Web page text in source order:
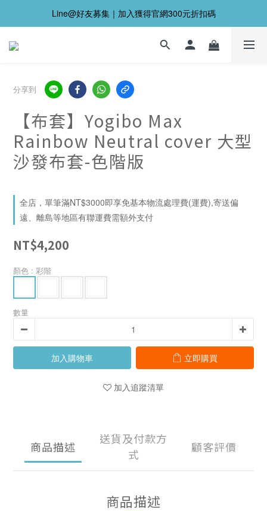
Line@好友募集｜加入獲得官網300元折扣碼
分享到
【布套】Yogibo Max
Rainbow Neutral cover 大型
沙發布套-色階版
全店，單筆滿NT$3000即享免基本物流處理費(運費),寄送偏
遠、離島等地區有聯運費需額外支付
NT$4,200
顏色 : 彩階
數量
加入購物車 立即購買
加入追蹤清單
商品描述
送貨及付款方
式
顧客評價
商品描述